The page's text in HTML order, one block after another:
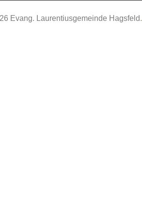
Evang. Laurentiusgemeinde Hagsfeld.